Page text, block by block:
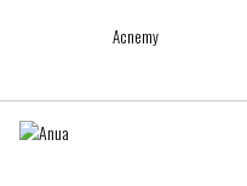
Acnemy